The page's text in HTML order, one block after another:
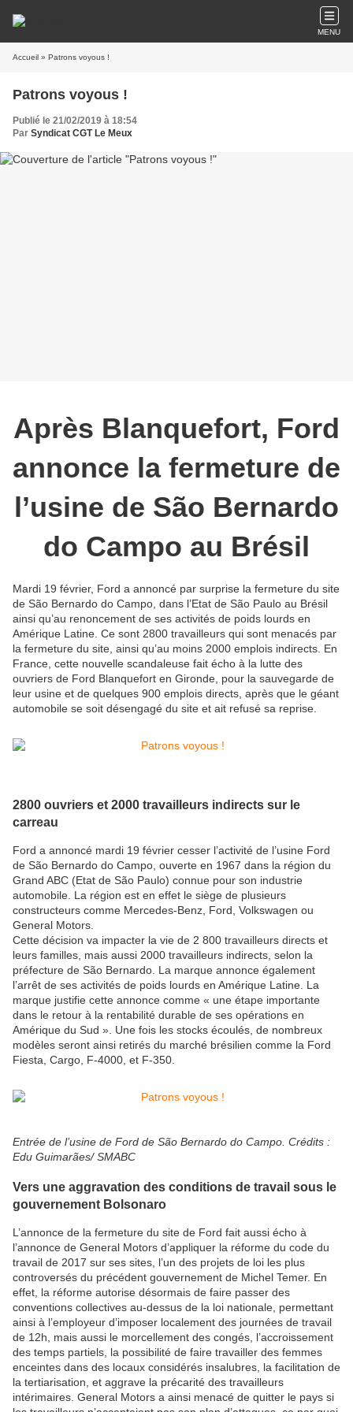
MENU
Accueil » Patrons voyous !
Patrons voyous !
Publié le 21/02/2019 à 18:54
Par Syndicat CGT Le Meux
Après Blanquefort, Ford
annonce la fermeture de
l’usine de São Bernardo
do Campo au Brésil
Mardi 19 février, Ford a annoncé par surprise la fermeture du site
de São Bernardo do Campo, dans l’Etat de São Paulo au Brésil
ainsi qu’au renoncement de ses activités de poids lourds en
Amérique Latine. Ce sont 2800 travailleurs qui sont menacés par
la fermeture du site, ainsi qu’au moins 2000 emplois indirects. En
France, cette nouvelle scandaleuse fait écho à la lutte des
ouvriers de Ford Blanquefort en Gironde, pour la sauvegarde de
leur usine et de quelques 900 emplois directs, après que le géant
automobile se soit désengagé du site et ait refusé sa reprise.
2800 ouvriers et 2000 travailleurs indirects sur le
carreau
Ford a annoncé mardi 19 février cesser l’activité de l’usine Ford
de São Bernardo do Campo, ouverte en 1967 dans la région du
Grand ABC (Etat de São Paulo) connue pour son industrie
automobile. La région est en effet le siège de plusieurs
constructeurs comme Mercedes-Benz, Ford, Volkswagen ou
General Motors.
Cette décision va impacter la vie de 2 800 travailleurs directs et
leurs familles, mais aussi 2000 travailleurs indirects, selon la
préfecture de São Bernardo. La marque annonce également
l’arrêt de ses activités de poids lourds en Amérique Latine. La
marque justifie cette annonce comme « une étape importante
dans le retour à la rentabilité durable de ses opérations en
Amérique du Sud ». Une fois les stocks écoulés, de nombreux
modèles seront ainsi retirés du marché brésilien comme la Ford
Fiesta, Cargo, F-4000, et F-350.
Entrée de l’usine de Ford de São Bernardo do Campo. Crédits :
Edu Guimarães/ SMABC
Vers une aggravation des conditions de travail sous le
gouvernement Bolsonaro
L’annonce de la fermeture du site de Ford fait aussi écho à
l’annonce de General Motors d’appliquer la réforme du code du
travail de 2017 sur ses sites, l’un des projets de loi les plus
controversés du précédent gouvernement de Michel Temer. En
effet, la réforme autorise désormais de faire passer des
conventions collectives au-dessus de la loi nationale, permettant
ainsi à l’employeur d’imposer localement des journées de travail
de 12h, mais aussi le morcellement des congés, l’accroissement
des temps partiels, la possibilité de faire travailler des femmes
enceintes dans des locaux considérés insalubres, la facilitation de
la tertiarisation, et aggrave la précarité des travailleurs
intérimaires. General Motors a ainsi menacé de quitter le pays si